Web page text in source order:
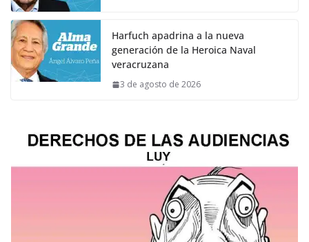
Harfuch apadrina a la nueva
generación de la Heroica Naval
veracruzana
3 de agosto de 2026